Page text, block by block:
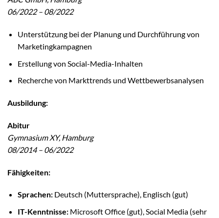
06/2022 – 08/2022
Unterstützung bei der Planung und Durchführung von
Marketingkampagnen
Erstellung von Social-Media-Inhalten
Recherche von Markttrends und Wettbewerbsanalysen
Ausbildung:
Abitur
Gymnasium XY, Hamburg
08/2014 – 06/2022
Fähigkeiten:
Sprachen:Deutsch (Muttersprache), Englisch (gut)
IT-Kenntnisse:Microsoft Office (gut), Social Media (sehr